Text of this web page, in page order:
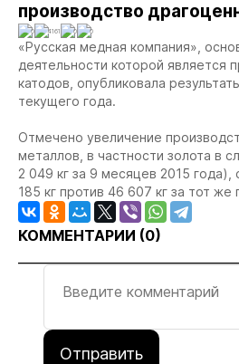
производство
0 4161 0 0
«Русская медная компания»,
деятельности которой является
катодов, опубликовала
текущего года.
Отмечено увеличение
металлов, в частности золота в
2 049 кг за 9 месяцев 2015 года),
185 кг против 46 607 кг за тот
КОММЕНТАРИИ (0)
Отправить